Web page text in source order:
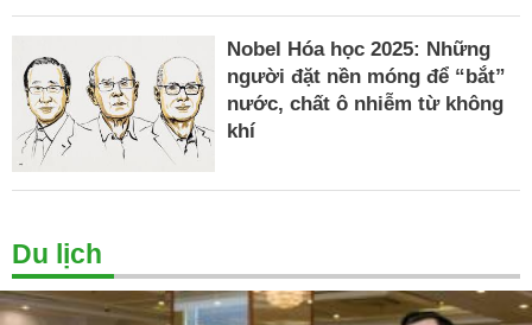
Nobel Hóa học 2025: Những
người đặt nền móng để “bắt”
nước, chất ô nhiễm từ không
khí
Du lịch